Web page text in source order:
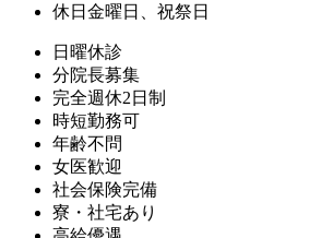
休日 金曜日、祝祭日
日曜休診
分院長募集
完全週休2日制
時短勤務可
年齢不問
女医歓迎
社会保険完備
寮・社宅あり